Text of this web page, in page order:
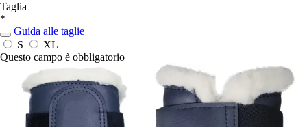
Taglia
*
Guida alle taglie
S
XL
Questo campo è obbligatorio